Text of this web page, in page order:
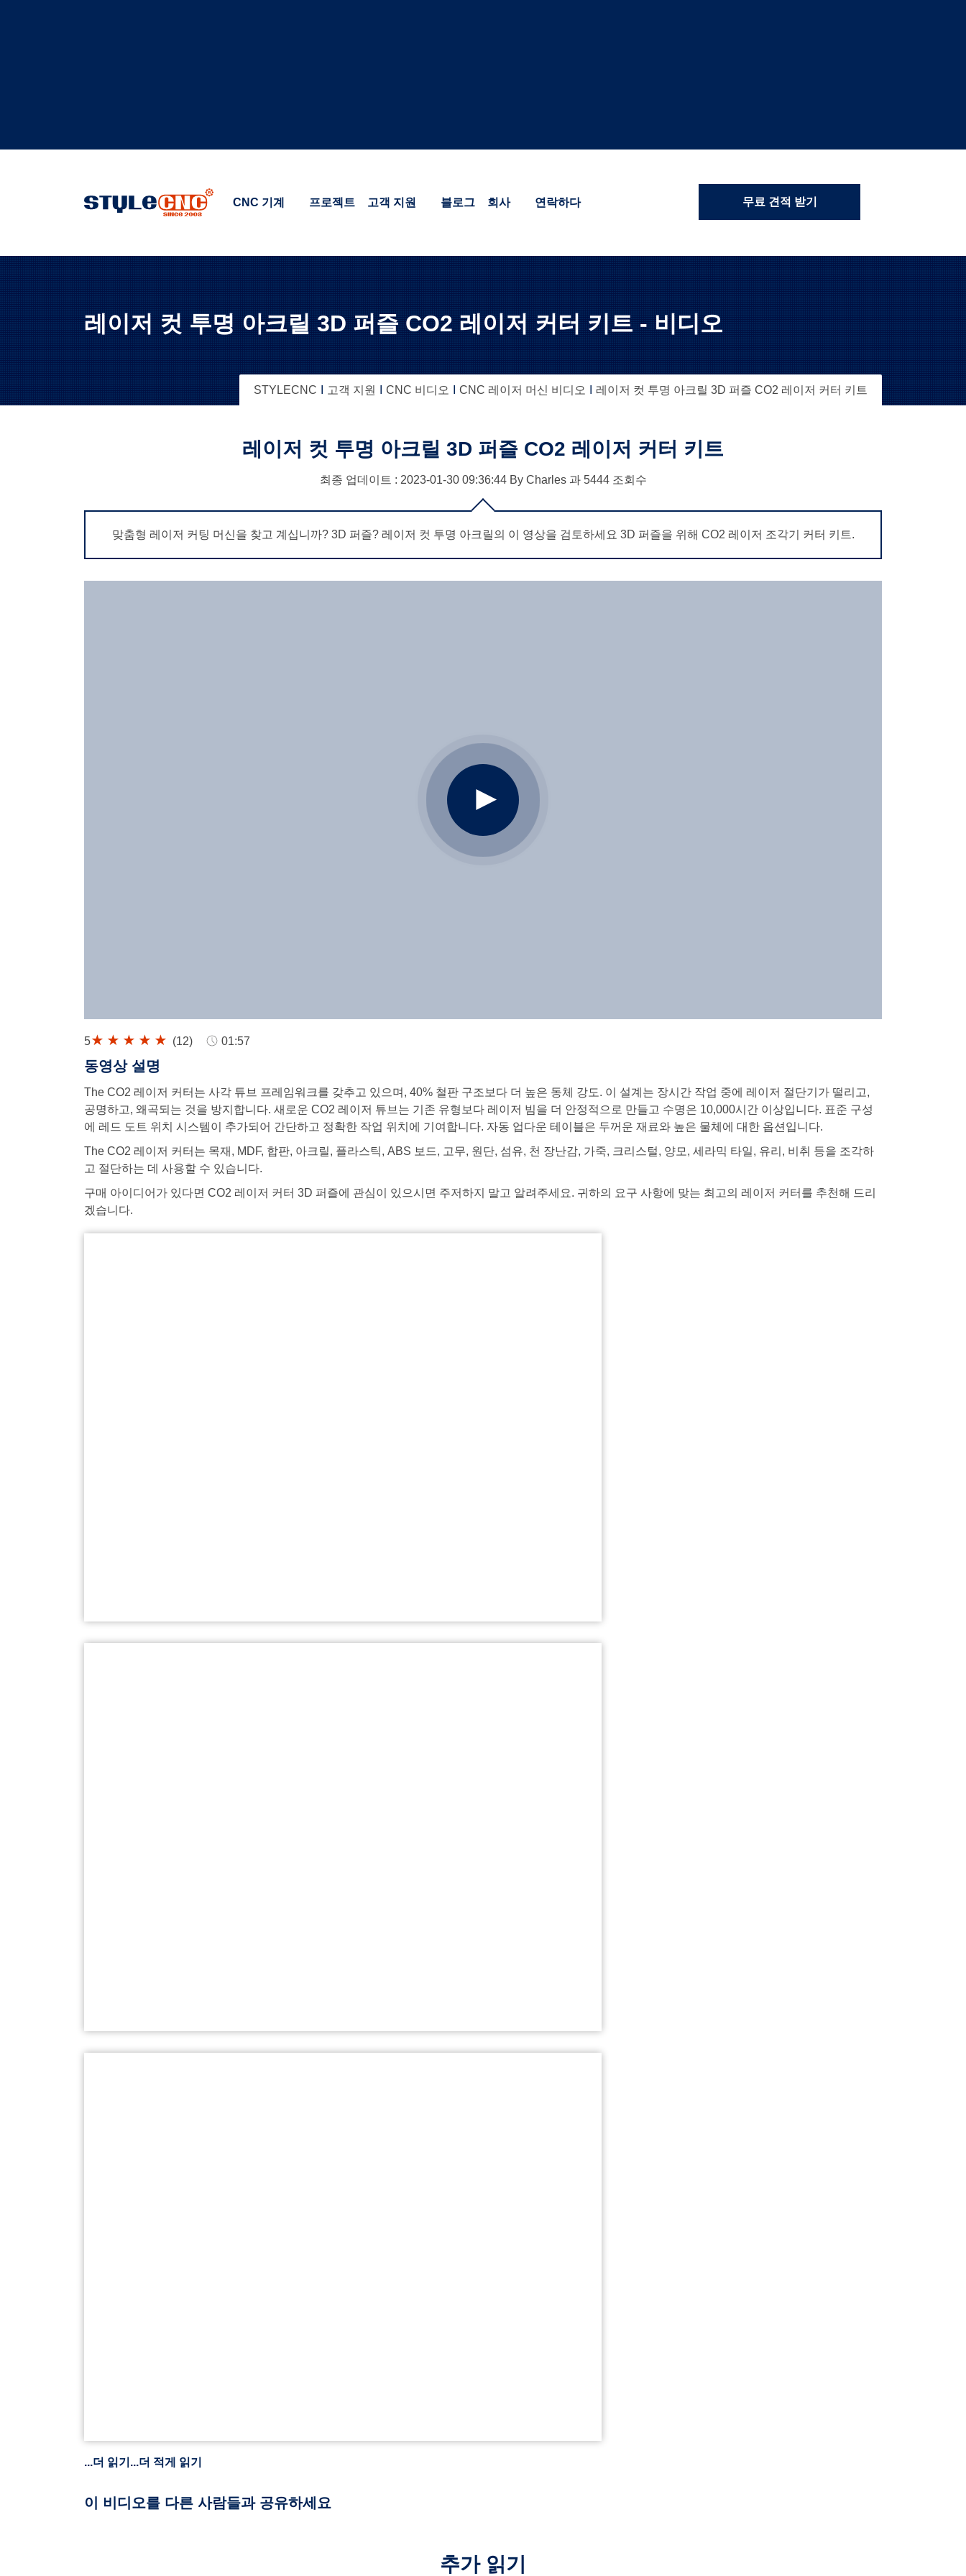
CNC 기계 프로젝트 고객 지원 블로그 회사 연락하다 무료 견적 받기
레이저 컷 투명 아크릴 3D 퍼즐 CO2 레이저 커터 키트 - 비디오
STYLECNC 고객 지원 CNC 비디오 CNC 레이저 머신 비디오 레이저 컷 투명 아크릴 3D 퍼즐 CO2 레이저 커터 키트
레이저 컷 투명 아크릴 3D 퍼즐 CO2 레이저 커터 키트
최종 업데이트 : 2023-01-30 09:36:44By Charles과 5444조회수
맞춤형 레이저 커팅 머신을 찾고 계십니까? 3D 퍼즐? 레이저 컷 투명 아크릴의 이 영상을 검토하세요 3D 퍼즐을 위해 CO2 레이저 조각기 커터 키트.
5 (12) 01:57
동영상 설명
The CO2 레이저 커터는 사각 튜브 프레임워크를 갖추고 있으며, 40% 철판 구조보다 더 높은 동체 강도. 이 설계는 장시간 작업 중에 레이저 절단기가 떨리고,
공명하고, 왜곡되는 것을 방지합니다. 새로운 CO2 레이저 튜브는 기존 유형보다 레이저 빔을 더 안정적으로 만들고 수명은 10,000시간 이상입니다. 표준 구성
에 레드 도트 위치 시스템이 추가되어 간단하고 정확한 작업 위치에 기여합니다. 자동 업다운 테이블은 두꺼운 재료와 높은 물체에 대한 옵션입니다.
The CO2 레이저 커터는 목재, MDF, 합판, 아크릴, 플라스틱, ABS 보드, 고무, 원단, 섬유, 천 장난감, 가죽, 크리스털, 양모, 세라믹 타일, 유리, 비취 등을 조각하
고 절단하는 데 사용할 수 있습니다.
구매 아이디어가 있다면 CO2 레이저 커터 3D 퍼즐에 관심이 있으시면 주저하지 말고 알려주세요. 귀하의 요구 사항에 맞는 최고의 레이저 커터를 추천해 드리
겠습니다.
...더 읽기 ...더 적게 읽기
이 비디오를 다른 사람들과 공유하세요
추가 읽기